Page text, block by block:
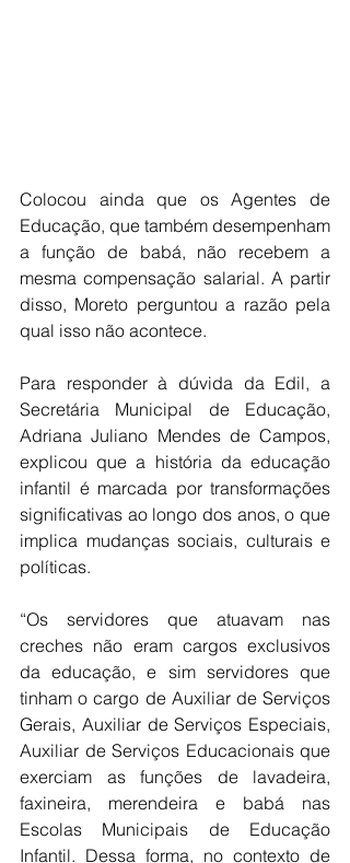
Colocou ainda que os Agentes de
Educação, que também desempenham
a função de babá, não recebem a
mesma compensação salarial. A partir
disso, Moreto perguntou a razão pela
qual isso não acontece.
Para responder à dúvida da Edil, a
Secretária Municipal de Educação,
Adriana Juliano Mendes de Campos,
explicou que a história da educação
infantil é marcada por transformações
significativas ao longo dos anos, o que
implica mudanças sociais, culturais e
políticas.
“Os servidores que atuavam nas
creches não eram cargos exclusivos
da educação, e sim servidores que
tinham o cargo de Auxiliar de Serviços
Gerais, Auxiliar de Serviços Especiais,
Auxiliar de Serviços Educacionais que
exerciam as funções de lavadeira,
faxineira, merendeira e babá nas
Escolas Municipais de Educação
Infantil. Dessa forma, no contexto de